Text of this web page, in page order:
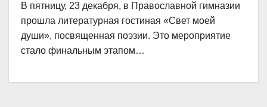
В пятницу, 23 декабря, в Православной гимназии
прошла литературная гостиная «Свет моей
души», посвященная поэзии. Это мероприятие
стало финальным этапом…